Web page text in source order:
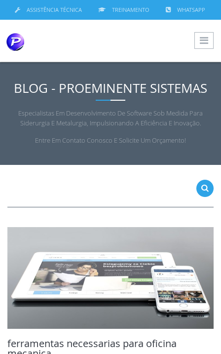
ASSISTÊNCIA TÉCNICA TREINAMENTO WHATSAPP
BLOG - PROEMINENTE SISTEMAS
Especialistas Em Desenvolvimento De Software Sob Medida Para
Siderurgia E Metalurgia, Impulsionando A Eficiência E Inovação.
Entre Em Contato Conosco E Solicite Um Orçamento!
ferramentas necessarias para oficina